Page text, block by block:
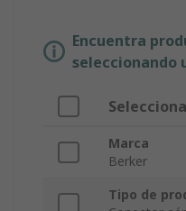
Encuentra
seleccionando
Marca
Berker
Tipo de